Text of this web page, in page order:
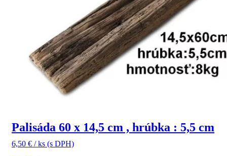
Palisáda 60 x 14,5 cm , hrúbka : 5,5 cm
6,50 € / ks (s DPH)